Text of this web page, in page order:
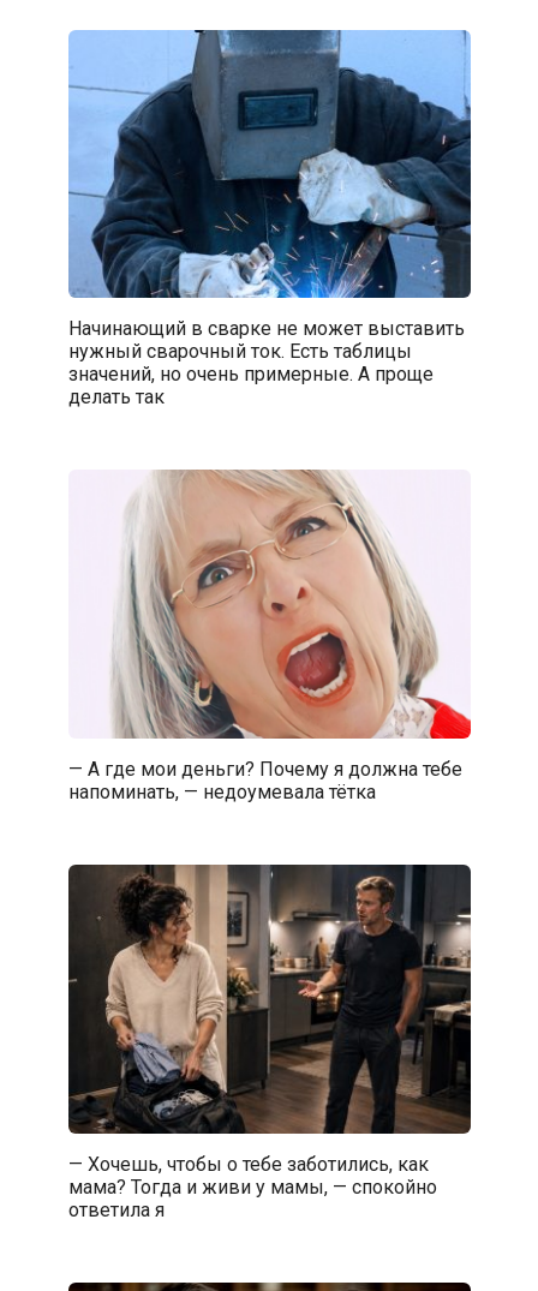
Начинающий в сварке не может выставить
нужный сварочный ток. Есть таблицы
значений, но очень примерные. А проще
делать так
— А где мои деньги? Почему я должна тебе
напоминать, — недоумевала тётка
— Хочешь, чтобы о тебе заботились, как
мама? Тогда и живи у мамы, — спокойно
ответила я